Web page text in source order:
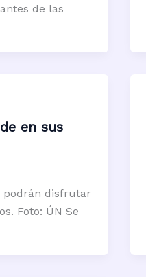
de las
en sus
podrán disfrutar
Foto: ÚN Se